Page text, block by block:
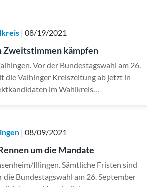
| 08/19/2021
Zweitstimmen kämpfen
Vor der Bundestagswahl am 26.
die Vaihinger Kreiszeitung ab jetzt in
im Wahlkreis…
| 08/09/2021
um die Mandate
Illingen. Sämtliche Fristen sind
Bundestagswahl am 26. September